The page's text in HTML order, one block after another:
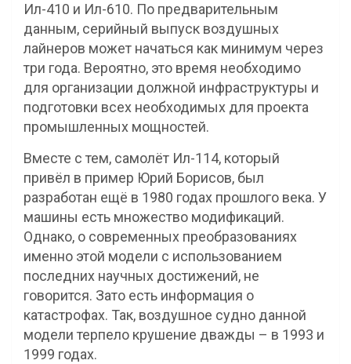
Ил-410 и Ил-610. По предварительным
данным, серийный выпуск воздушных
лайнеров может начаться как минимум через
три года. Вероятно, это время необходимо
для организации должной инфраструктуры и
подготовки всех необходимых для проекта
промышленных мощностей.
Вместе с тем, самолёт Ил-114, который
привёл в пример Юрий Борисов, был
разработан ещё в 1980 годах прошлого века. У
машины есть множество модификаций.
Однако, о современных преобразованиях
именно этой модели с использованием
последних научных достижений, не
говорится. Зато есть информация о
катастрофах. Так, воздушное судно данной
модели терпело крушение дважды – в 1993 и
1999 годах.